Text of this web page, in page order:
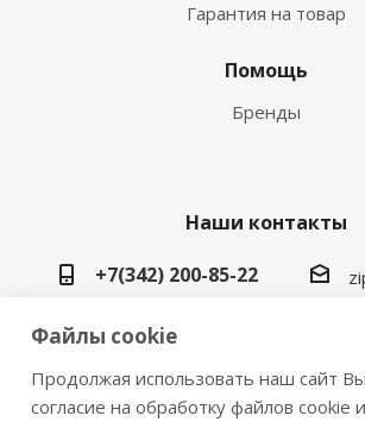
Гарантия на товар
Помощь
Бренды
Наши контакты
+7(342) 200-85-22
г. Пермь, ул.
Файлы cookie
Продолжая использовать наш сайт
согласие на обработку файлов cookie и